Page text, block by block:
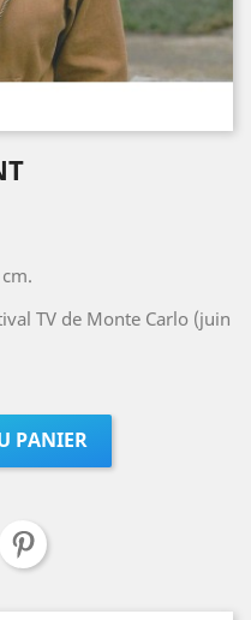
TV de Monte Carlo (juin
PANIER